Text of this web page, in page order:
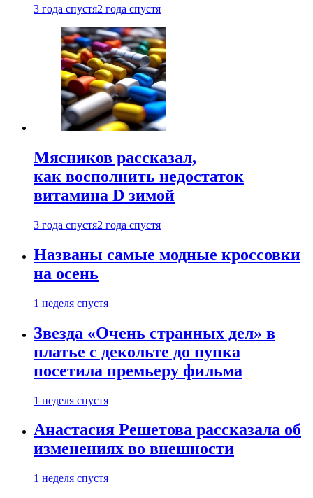
3 года спустя2 года спустя
Мясников рассказал,
как восполнить недостаток
витамина D зимой
3 года спустя2 года спустя
Названы самые модные кроссовки
на осень
1 неделя спустя
Звезда «Очень странных дел» в
платье с декольте до пупка
посетила премьеру фильма
1 неделя спустя
Анастасия Решетова рассказала об
изменениях во внешности
1 неделя спустя